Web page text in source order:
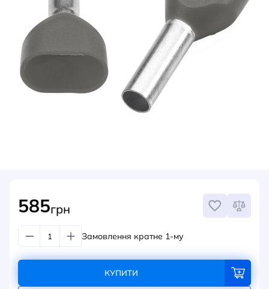
КОНТАКТИ
СИСТЕМИ ШИНОПРОВОДІВ ТА СТРУМОПРОВОДІВ
585грн
Замовлення кратне 1-му
КУПИТИ